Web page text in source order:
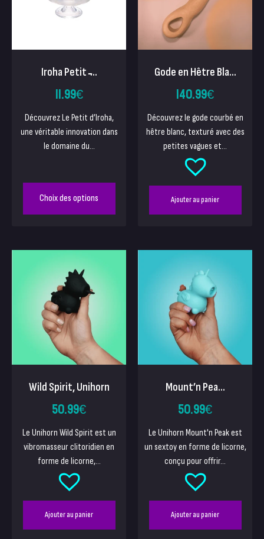
Iroha Petit ̵...
11.99€
Découvrez Le Petit d’Iroha,
une véritable innovation dans
le domaine du...
Choix des options
Gode en Hêtre Bla...
140.99€
Découvrez le gode courbé en
hêtre blanc, texturé avec des
petites vagues et...
Ajouter au panier
Wild Spirit, Unihorn
50.99€
Le Unihorn Wild Spirit est un
vibromasseur clitoridien en
forme de licorne,...
Ajouter au panier
Mount’n Pea...
50.99€
Le Unihorn Mount'n Peak est
un sextoy en forme de licorne,
conçu pour offrir...
Ajouter au panier